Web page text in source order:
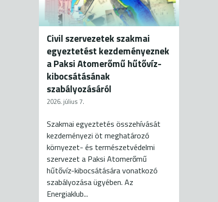
Civil szervezetek szakmai
egyeztetést kezdeményeznek
a Paksi Atomerőmű hűtővíz-
kibocsátásának
szabályozásáról
2026. július 7.
Szakmai egyeztetés összehívását
kezdeményezi öt meghatározó
környezet- és természetvédelmi
szervezet a Paksi Atomerőmű
hűtővíz-kibocsátására vonatkozó
szabályozása ügyében. Az
Energiaklub...